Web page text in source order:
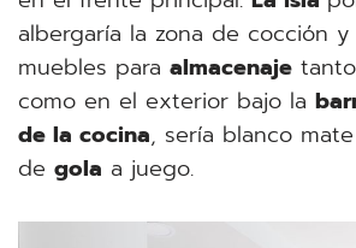
albergaría la zona de cocción
muebles para almacenaje
como en el exterior bajo la
de la cocina, sería blanco
de gola a juego.